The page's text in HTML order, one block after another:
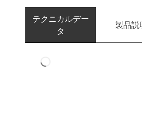
テクニカルデー
タ
製品説